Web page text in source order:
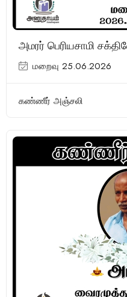
அமரர் பெரியசாமி
மறைவு 25.06.2026
கண்ணீர் அஞ்சலி